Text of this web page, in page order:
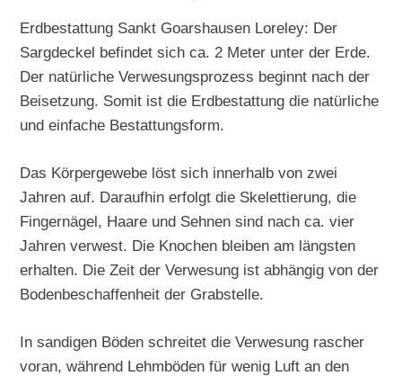
Erdbestattung Sankt Goarshausen Loreley: Der
Sargdeckel befindet sich ca. 2 Meter unter der Erde.
Der natürliche Verwesungsprozess beginnt nach der
Beisetzung. Somit ist die Erdbestattung die natürliche
und einfache Bestattungsform.
Das Körpergewebe löst sich innerhalb von zwei
Jahren auf. Daraufhin erfolgt die Skelettierung, die
Fingernägel, Haare und Sehnen sind nach ca. vier
Jahren verwest. Die Knochen bleiben am längsten
erhalten. Die Zeit der Verwesung ist abhängig von der
Bodenbeschaffenheit der Grabstelle.
In sandigen Böden schreitet die Verwesung rascher
voran, während Lehmböden für wenig Luft an den